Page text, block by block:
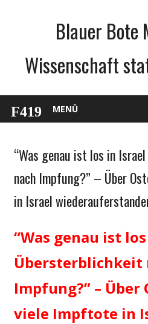
Blauer Bote
Wissenschaft
MENÜ
Gesellschaft
Wirtschaft
“Was genau ist los in
nach Impfung?” – Über
in Israel
“Was genau ist
Übersterblichkeit
Impfung?” – Über
viele Impftote in